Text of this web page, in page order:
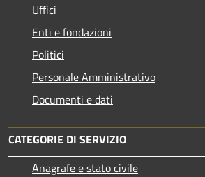
Uffici
Enti e fondazioni
Politici
Personale Amministrativo
Documenti e dati
CATEGORIE DI SERVIZIO
Anagrafe e stato civile